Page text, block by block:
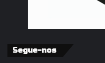
Segue-nos